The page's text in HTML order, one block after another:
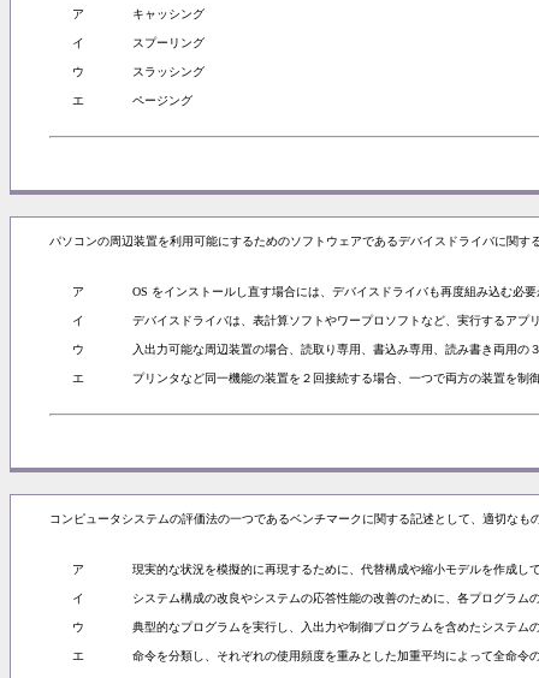
ア キャッシング
イ スプーリング
ウ スラッシング
エ ページング
パソコンの周辺装置を利用可能にするためのソフトウェアであるデバイスドライバに関
ア OS をインストールし直す場合には、デバイスドライバも再度組み込む必
イ デバイスドライバは、表計算ソフトやワープロソフトなど、実行するアプ
ウ 入出力可能な周辺装置の場合、読取り専用、書込み専用、読み書き両用の
エ プリンタなど同一機能の装置を２回接続する場合、一つで両方の装置を制
コンピュータシステムの評価法の一つであるベンチマークに関する記述として、適切な
ア 現実的な状況を模擬的に再現するために、代替構成や縮小モデルを作成し
イ システム構成の改良やシステムの応答性能の改善のために、各プログラム
ウ 典型的なプログラムを実行し、入出力や制御プログラムを含めたシステム
エ 命令を分類し、それぞれの使用頻度を重みとした加重平均によって全命令